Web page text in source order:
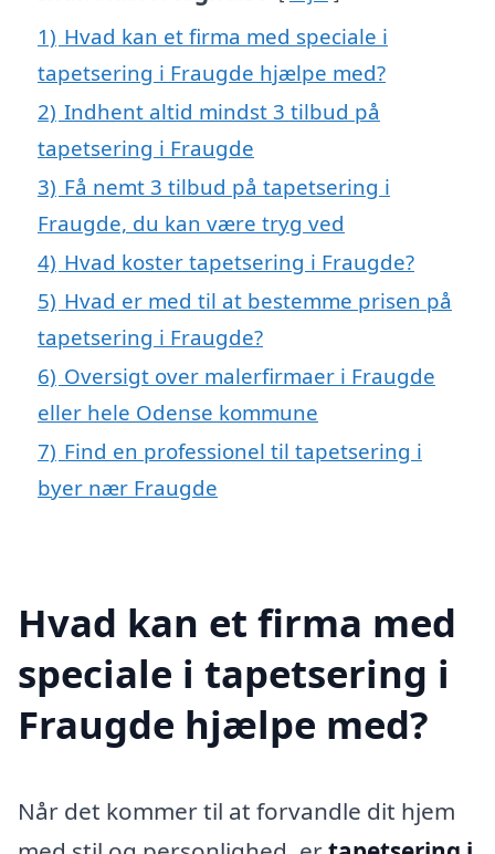
1) Hvad kan et firma med speciale i
tapetsering i Fraugde hjælpe med?
2) Indhent altid mindst 3 tilbud på
tapetsering i Fraugde
3) Få nemt 3 tilbud på tapetsering i
Fraugde, du kan være tryg ved
4) Hvad koster tapetsering i Fraugde?
5) Hvad er med til at bestemme prisen på
tapetsering i Fraugde?
6) Oversigt over malerfirmaer i Fraugde
eller hele Odense kommune
7) Find en professionel til tapetsering i
byer nær Fraugde
Hvad kan et firma med
speciale i tapetsering i
Fraugde hjælpe med?
Når det kommer til at forvandle dit hjem